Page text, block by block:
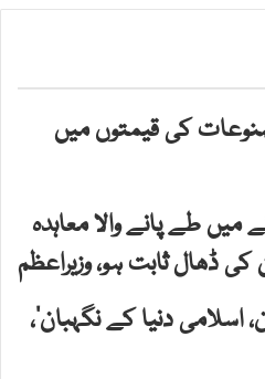
کی قیمتوں میں
طے پانے والا معاہدہ
ڈھال ثابت ہو، وزیراعظم
اسلامی دنیا کے نگہبان’،